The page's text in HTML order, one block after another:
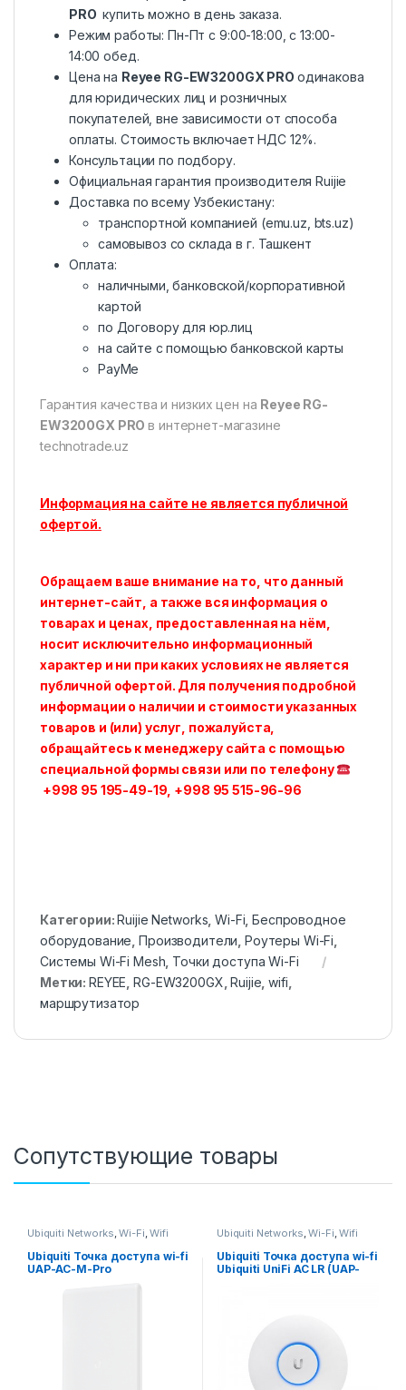
PRO купить можно в день заказа.
Режим работы: Пн-Пт с 9:00-18:00, c 13:00-
14:00 обед.
Цена на Reyee RG-EW3200GX PRO одинакова
для юридических лиц и розничных
покупателей, вне зависимости от способа
оплаты. Стоимость включает НДС 12%.
Консультации по подбору.
Официальная гарантия производителя Ruijie
Доставка по всему Узбекистану:
транспортной компанией (emu.uz, bts.uz)
самовывоз со склада в г. Ташкент
Оплата:
наличными, банковской/корпоративной
картой
по Договору для юр.лиц
на сайте с помощью банковской карты
PayMe
Гарантия качества и низких цен на Reyee RG-
EW3200GX PRO в интернет-магазине
technotrade.uz
Информация на сайте не является публичной
офертой.
Обращаем ваше внимание на то, что данный
интернет-сайт, а также вся информация о
товарах и ценах, предоставленная на нём,
носит исключительно информационный
характер и ни при каких условиях не является
публичной офертой. Для получения подробной
информации о наличии и стоимости указанных
товаров и (или) услуг, пожалуйста,
обращайтесь к менеджеру сайта с помощью
специальной формы связи или по телефону
+998 95 195-49-19, +998 95 515-96-96
Категории:Ruijie Networks ,Wi-Fi ,Беспроводное
оборудование ,Производители Роутеры Wi-Fi
Системы Wi-Fi Mesh Точки доступа Wi-Fi
Метки:REYEE ,RG-EW3200GX ,Ruijie ,wifi
маршрутизатор
Сопутствующие товары
Ubiquiti Networks,Wi-Fi,Wifi
Ubiquiti Точка доступа wi-fi
UAP-AC-M-Pro
Ubiquiti Networks,Wi-Fi,Wifi
Ubiquiti Точка доступа wi-fi
Ubiquiti UniFi AC LR (UAP-